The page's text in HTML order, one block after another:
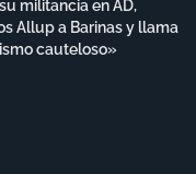
militancia en AD,
Allup a Barinas y llama
cauteloso»